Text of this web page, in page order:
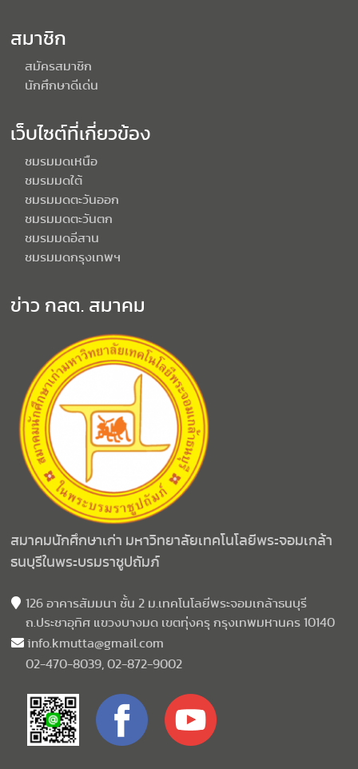
สมาชิก
สมัครสมาชิก
นักศึกษาดีเด่น
เว็บไซต์ที่เกี่ยวข้อง
ชมรมมดเหนือ
ชมรมมดใต้
ชมรมมดตะวันออก
ชมรมมดตะวันตก
ชมรมมดอีสาน
ชมรมมดกรุงเทพฯ
ข่าว กลต. สมาคม
สมาคมนักศึกษาเก่า มหาวิทยาลัยเทคโนโลยีพระจอมเกล้า
ธนบุรีในพระบรมราชูปถัมภ์
126 อาคารสัมมนา ชั้น 2 ม.เทคโนโลยีพระจอมเกล้าธนบุรี
ถ.ประชาอุทิศ แขวงบางมด เขตทุ่งครุ กรุงเทพมหานคร 10140
info.kmutta@gmail.com
02-470-8039, 02-872-9002